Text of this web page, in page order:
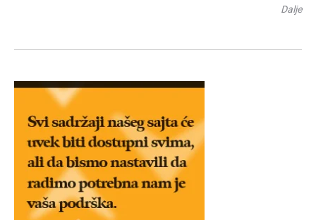
Dalje